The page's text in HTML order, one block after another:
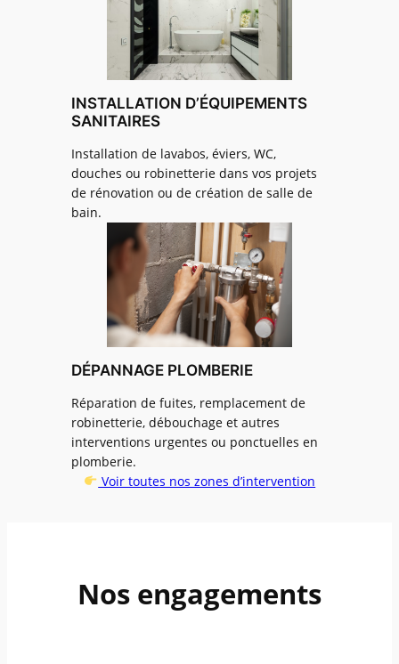
INSTALLATION D’ÉQUIPEMENTS
SANITAIRES
Installation de lavabos, éviers, WC,
douches ou robinetterie dans vos projets
de rénovation ou de création de salle de
bain.
DÉPANNAGE PLOMBERIE
Réparation de fuites, remplacement de
robinetterie, débouchage et autres
interventions urgentes ou ponctuelles en
plomberie.
Voir toutes nos zones d’intervention
Nos engagements